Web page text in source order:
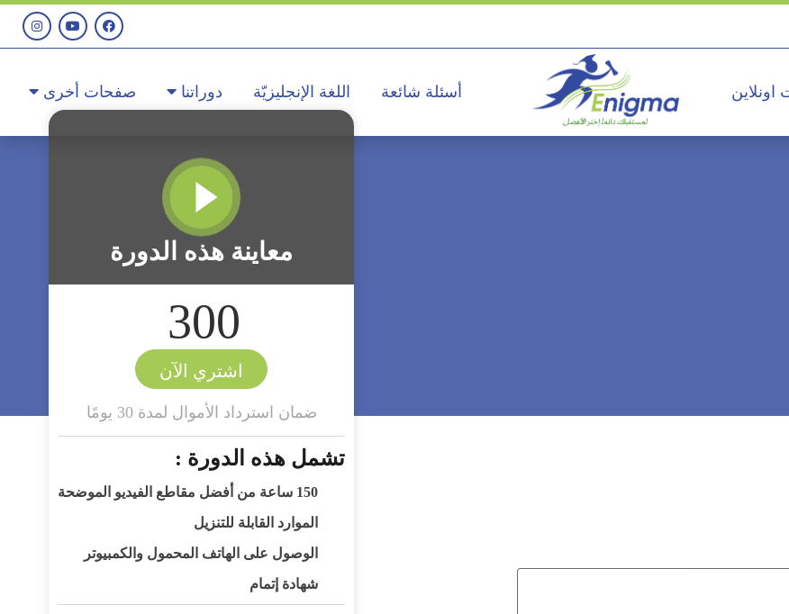
أسئلة شائعة اللغة الإنجليزيّة دوراتنا صفحات أخرى اونلاين
معاينة هذه الدورة
300
اشتري الآن
ضمان استرداد الأموال لمدة 30 يومًا
تشمل هذه الدورة :
150 ساعة من أفضل مقاطع الفيديو الموضحة
الموارد القابلة للتنزيل
الوصول على الهاتف المحمول والكمبيوتر
شهادة إتمام